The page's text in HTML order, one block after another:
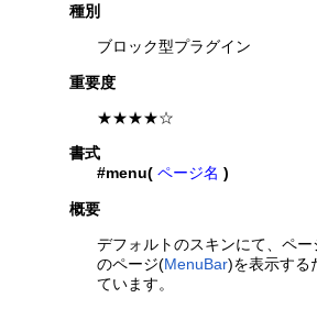
種別
ブロック型プラグイン
重要度
★★★★☆
書式
#menu( ページ名 )
概要
デフォルトのスキンにて、ペ
のページ(MenuBar)を表示する
ています。